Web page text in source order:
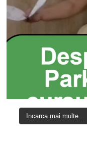
Incarca mai multe...